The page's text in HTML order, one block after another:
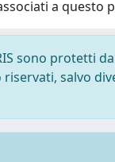
a questo
sono protetti
salvo